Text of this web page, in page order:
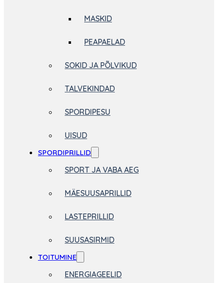
MASKID
PEAPAELAD
SOKID JA PÕLVIKUD
TALVEKINDAD
SPORDIPESU
UISUD
SPORDIPRILLID
SPORT JA VABA AEG
MÄESUUSAPRILLID
LASTEPRILLID
SUUSASIRMID
TOITUMINE
ENERGIAGEELID